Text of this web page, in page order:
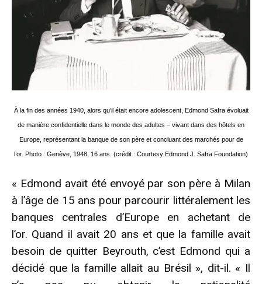
À la fin des années 1940, alors qu’il était encore adolescent, Edmond Safra évoluait
de manière confidentielle dans le monde des adultes – vivant dans des hôtels en
Europe, représentant la banque de son père et concluant des marchés pour de
l’or. Photo : Genève, 1948, 16 ans. (crédit : Courtesy Edmond J. Safra Foundation)
« Edmond avait été envoyé par son père à Milan
à l’âge de 15 ans pour parcourir littéralement les
banques centrales d’Europe en achetant de
l’or. Quand il avait 20 ans et que la famille avait
besoin de quitter Beyrouth, c’est Edmond qui a
décidé que la famille allait au Brésil », dit-il. « Il